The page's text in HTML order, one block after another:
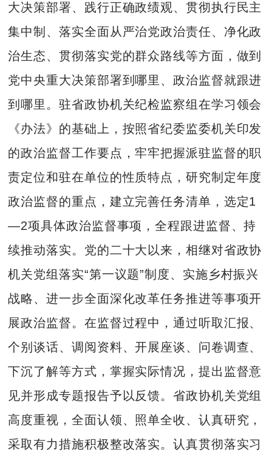
大决策部署、践行正确政绩观、贯彻执行民主
集中制、落实全面从严治党政治责任、净化政
治生态、贯彻落实党的群众路线等方面，做到
党中央重大决策部署到哪里、政治监督就跟进
到哪里。驻省政协机关纪检监察组在学习领会
《办法》的基础上，按照省纪委监委机关印发
的政治监督工作要点，牢牢把握派驻监督的职
责定位和驻在单位的性质特点，研究制定年度
政治监督的重点，建立完善任务清单，选定1
—2项具体政治监督事项，全程跟进监督、持
续推动落实。党的二十大以来，相继对省政协
机关党组落实“第一议题”制度、实施乡村振兴
战略、进一步全面深化改革任务推进等事项开
展政治监督。在监督过程中，通过听取汇报、
个别谈话、调阅资料、开展座谈、问卷调查、
下沉了解等方式，掌握实际情况，提出监督意
见并形成专题报告予以反馈。省政协机关党组
高度重视，全面认领、照单全收、认真研究，
采取有力措施积极整改落实。认真贯彻落实习